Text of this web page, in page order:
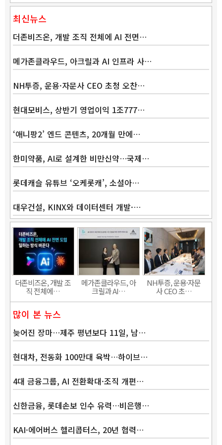
최신뉴스
더존비즈온, 개발 조직 전체에 AI 전면…
메가존클라우드, 아크릴과 AI 인프라 사…
NH투증, 운용·자문사 CEO 초청 오찬…
현대모비스, 상반기 영업이익 1조777…
‘애니팡2’ 엔드 콘텐츠, 20개월 만에…
한미약품, AI로 설계한 비만신약…국제…
롯데캐슬 유튜브 ‘오케롯캐’, 소셜아…
대우건설, KINX와 데이터센터 개발·…
더존비즈온, 개발 조
직 전체에…
메가존클라우드, 아
크릴과 AI…
NH투증, 운용·자문
사 CEO 초…
많이 본 뉴스
늦어진 장마…제주 평년보다 11일, 남…
현대차, 전동화 100만대 육박…하이브…
4대 금융그룹, AI 전환확대·조직 개편…
신한금융, 롯데손보 인수 유력…비은행…
KAI·에어버스 헬리콥터스, 20년 협력…